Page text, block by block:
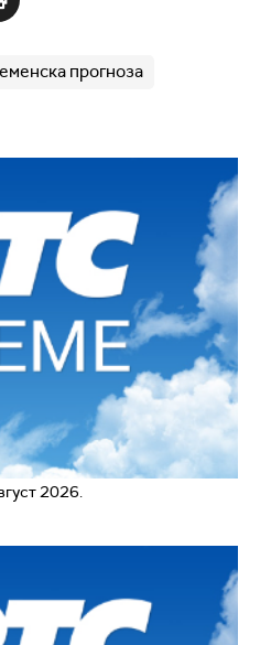
прогноза
2026.